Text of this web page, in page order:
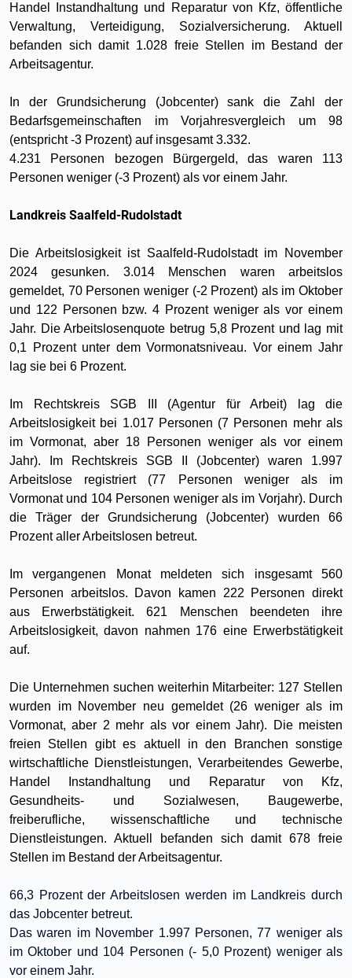
Handel Instandhaltung und Reparatur von Kfz, öffentliche
Verwaltung, Verteidigung, Sozialversicherung. Aktuell
befanden sich damit 1.028 freie Stellen im Bestand der
Arbeitsagentur.
In der Grundsicherung (Jobcenter) sank die Zahl der
Bedarfsgemeinschaften im Vorjahresvergleich um 98
(entspricht -3 Prozent) auf insgesamt 3.332.
4.231 Personen bezogen Bürgergeld, das waren 113
Personen weniger (-3 Prozent) als vor einem Jahr.
Landkreis Saalfeld-Rudolstadt
Die Arbeitslosigkeit ist Saalfeld-Rudolstadt im November
2024 gesunken. 3.014 Menschen waren arbeitslos
gemeldet, 70 Personen weniger (-2 Prozent) als im Oktober
und 122 Personen bzw. 4 Prozent weniger als vor einem
Jahr. Die Arbeitslosenquote betrug 5,8 Prozent und lag mit
0,1 Prozent unter dem Vormonatsniveau. Vor einem Jahr
lag sie bei 6 Prozent.
Im Rechtskreis SGB III (Agentur für Arbeit) lag die
Arbeitslosigkeit bei 1.017 Personen (7 Personen mehr als
im Vormonat, aber 18 Personen weniger als vor einem
Jahr). Im Rechtskreis SGB II (Jobcenter) waren 1.997
Arbeitslose registriert (77 Personen weniger als im
Vormonat und 104 Personen weniger als im Vorjahr). Durch
die Träger der Grundsicherung (Jobcenter) wurden 66
Prozent aller Arbeitslosen betreut.
Im vergangenen Monat meldeten sich insgesamt 560
Personen arbeitslos. Davon kamen 222 Personen direkt
aus Erwerbstätigkeit. 621 Menschen beendeten ihre
Arbeitslosigkeit, davon nahmen 176 eine Erwerbstätigkeit
auf.
Die Unternehmen suchen weiterhin Mitarbeiter: 127 Stellen
wurden im November neu gemeldet (26 weniger als im
Vormonat, aber 2 mehr als vor einem Jahr). Die meisten
freien Stellen gibt es aktuell in den Branchen sonstige
wirtschaftliche Dienstleistungen, Verarbeitendes Gewerbe,
Handel Instandhaltung und Reparatur von Kfz,
Gesundheits- und Sozialwesen, Baugewerbe,
freiberufliche, wissenschaftliche und technische
Dienstleistungen. Aktuell befanden sich damit 678 freie
Stellen im Bestand der Arbeitsagentur.
66,3 Prozent der Arbeitslosen werden im Landkreis durch
das Jobcenter betreut.
Das waren im November 1.997 Personen, 77 weniger als
im Oktober und 104 Personen (- 5,0 Prozent) weniger als
vor einem Jahr.